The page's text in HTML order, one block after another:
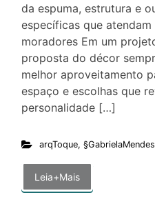
da espuma, estrutura e
específicas que
moradores Em um
proposta do décor
melhor aproveitamento
espaço e escolhas que
personalidade […]
arqToque, §GabrielaMendes
Leia+Mais